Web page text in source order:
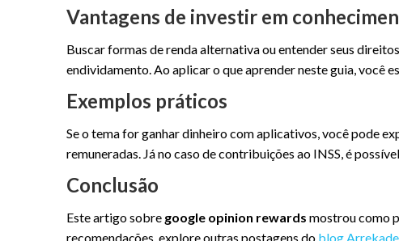
Vantagens de investir em
Buscar formas de renda alternativa ou entender seus
endividamento. Ao aplicar o que aprender neste guia, você
Exemplos práticos
Se o tema for ganhar dinheiro com aplicativos, você pode
remuneradas. Já no caso de contribuições ao INSS, é
Conclusão
Este artigo sobre google opinion rewards mostrou como
recomendações, explore outras postagens do blog Arrekade